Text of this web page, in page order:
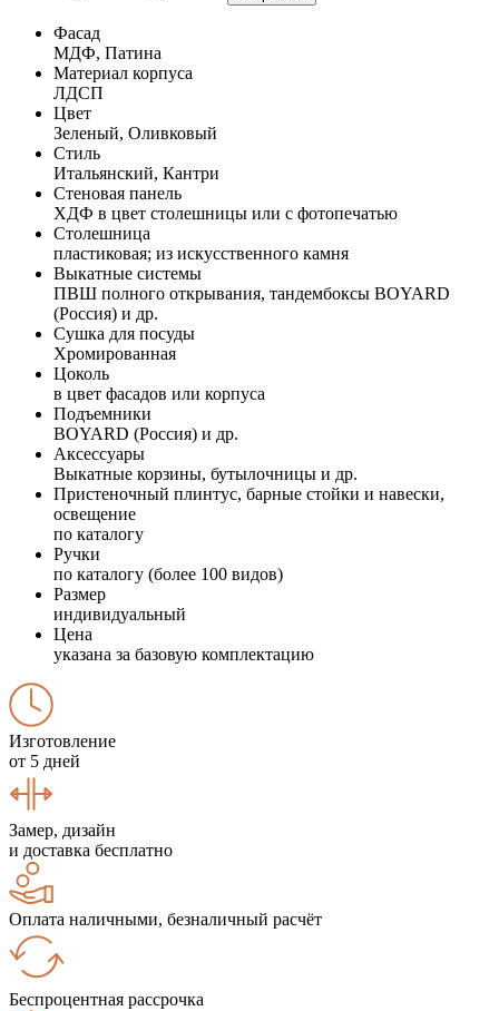
Фасад
МДФ, Патина
Материал корпуса
ЛДСП
Цвет
Зеленый, Оливковый
Стиль
Итальянский, Кантри
Стеновая панель
ХДФ в цвет столешницы или с фотопечатью
Столешница
пластиковая; из искусственного камня
Выкатные системы
ПВШ полного открывания, тандембоксы BOYARD
(Россия) и др.
Сушка для посуды
Хромированная
Цоколь
в цвет фасадов или корпуса
Подъемники
BOYARD (Россия) и др.
Аксессуары
Выкатные корзины, бутылочницы и др.
Пристеночный плинтус, барные стойки и навески,
освещение
по каталогу
Ручки
по каталогу (более 100 видов)
Размер
индивидуальный
Цена
указана за базовую комплектацию
Изготовление
от 5 дней
Замер, дизайн
и доставка бесплатно
Оплата наличными, безналичный расчёт
Беспроцентная рассрочка